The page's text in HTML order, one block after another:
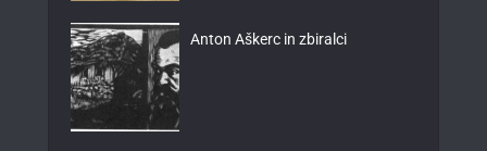
Anton Aškerc in zbiralci